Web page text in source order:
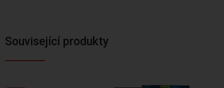
Související produkty